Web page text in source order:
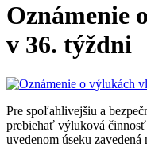
Oznámenie
v 36. týždni
Pre spoľahlivejšiu a
prebiehať výluková
uvedenom úseku